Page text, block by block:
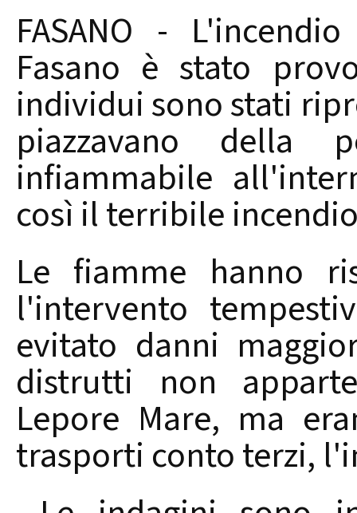
FASANO -
Fasano è stato
individui sono stati
piazzavano della
infiammabile
così il terribile
Le fiamme hanno
l'intervento
evitato danni
distrutti non
Lepore Mare, ma
trasporti conto terzi,